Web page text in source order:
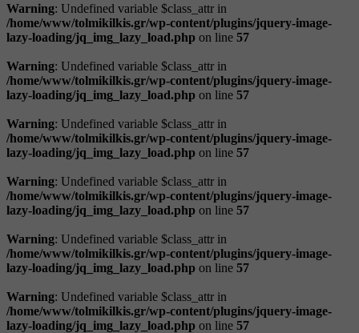
Warning: Undefined variable $class_attr in
/home/www/tolmikilkis.gr/wp-content/plugins/jquery-image-
lazy-loading/jq_img_lazy_load.php on line 57
Warning: Undefined variable $class_attr in
/home/www/tolmikilkis.gr/wp-content/plugins/jquery-image-
lazy-loading/jq_img_lazy_load.php on line 57
Warning: Undefined variable $class_attr in
/home/www/tolmikilkis.gr/wp-content/plugins/jquery-image-
lazy-loading/jq_img_lazy_load.php on line 57
Warning: Undefined variable $class_attr in
/home/www/tolmikilkis.gr/wp-content/plugins/jquery-image-
lazy-loading/jq_img_lazy_load.php on line 57
Warning: Undefined variable $class_attr in
/home/www/tolmikilkis.gr/wp-content/plugins/jquery-image-
lazy-loading/jq_img_lazy_load.php on line 57
Warning: Undefined variable $class_attr in
/home/www/tolmikilkis.gr/wp-content/plugins/jquery-image-
lazy-loading/jq_img_lazy_load.php on line 57